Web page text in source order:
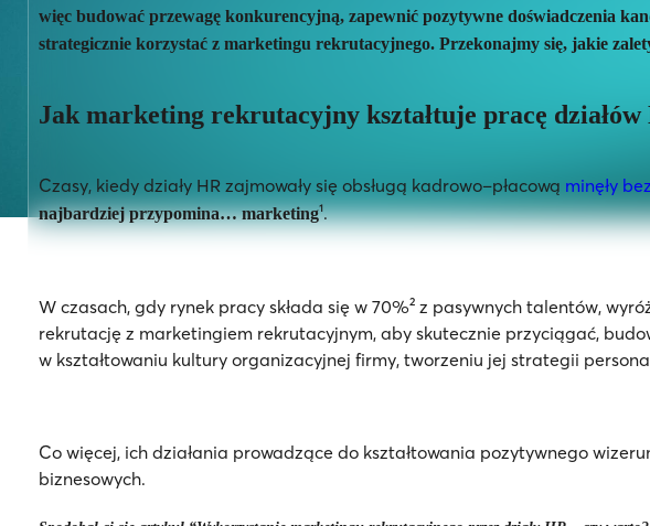
więc budować przewagę konkurencyjną, zapewnić pozytywne doświadczenia
strategicznie korzystać z marketingu rekrutacyjnego. Przekonajmy się, jakie
Jak marketing rekrutacyjny kształtuje pracę działów
Czasy, kiedy działy HR zajmowały się obsługą kadrowo–płacową minęły
najbardziej przypomina… marketing¹.
W czasach, gdy rynek pracy składa się w 70%² z pasywnych talentów,
rekrutację z marketingiem rekrutacyjnym, aby skutecznie przyciągać,
w kształtowaniu kultury organizacyjnej firmy, tworzeniu jej strategii
Co więcej, ich działania prowadzące do kształtowania pozytywnego
biznesowych.